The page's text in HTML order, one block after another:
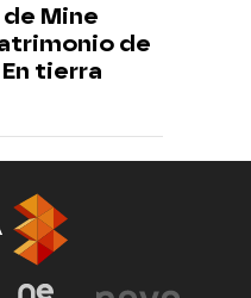
Mine
de
tierra